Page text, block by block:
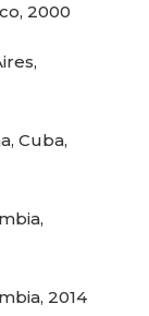
2000
Cuba,
2014